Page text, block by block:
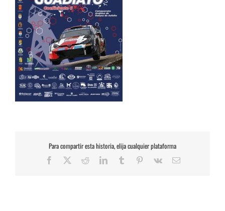
Para compartir esta historia, elija cualquier plataforma
Facebook RedditLinkedInTumblr Pinterest
Vk
Correo